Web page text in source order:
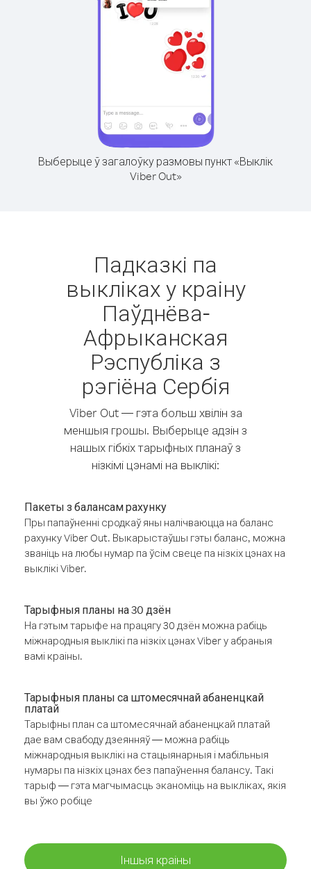
Выберыце ў загалоўку размовы пункт «Выклік
Viber Out»
Падказкі па
выкліках у краіну
Паўднёва-
Афрыканская
Рэспубліка з
рэгіёна Сербія
Viber Out — гэта больш хвілін за
меншыя грошы. Выберыце адзін з
нашых гібкіх тарыфных планаў з
нізкімі цэнамі на выклікі:
Пакеты з балансам рахунку
Пры папаўненні сродкаў яны налічваюцца на баланс
рахунку Viber Out. Выкарыстаўшы гэты баланс, можна
званіць на любы нумар па ўсім свеце па нізкіх цэнах на
выклікі Viber.
Тарыфныя планы на 30 дзён
На гэтым тарыфе на працягу 30 дзён можна рабіць
міжнародныя выклікі па нізкіх цэнах Viber у абраныя
вамі краіны.
Тарыфныя планы са штомесячнай абаненцкай
платай
Тарыфны план са штомесячнай абаненцкай платай
дае вам свабоду дзеянняў — можна рабіць
міжнародныя выклікі на стацыянарныя і мабільныя
нумары па нізкіх цэнах без папаўнення балансу. Такі
тарыф — гэта магчымасць эканоміць на выкліках, якія
вы ўжо робіце
Іншыя краіны